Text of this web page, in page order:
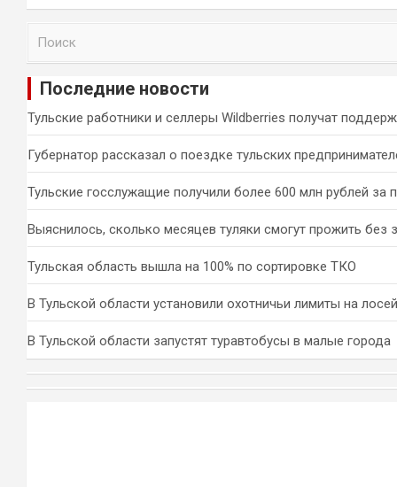
и
Последние новости
Тульские работники и селлеры Wildberries получат
Губернатор рассказал о поездке тульских
Тульские госслужащие получили более 600 млн рублей за
Выяснилось, сколько месяцев туляки смогут прожить без
Тульская область вышла на 100% по сортировке ТКО
В Тульской области установили охотничьи лимиты на
В Тульской области запустят туравтобусы в малые города